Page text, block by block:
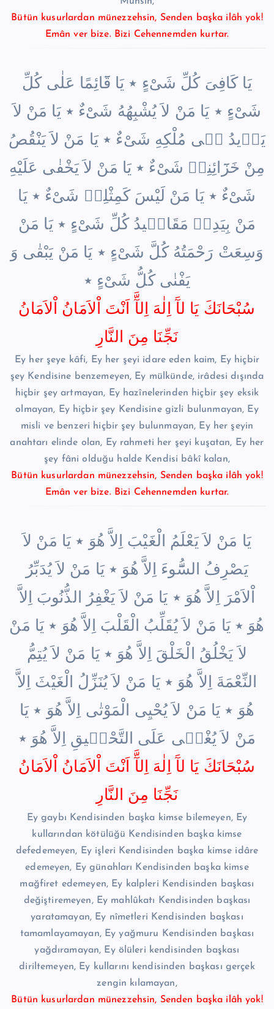
Bütün kusurlardan münezzehsin, Senden başka ilâh yok!
Emân ver bize. Bizi Cehennemden kurtar.
يَا كَافِىَ كُلِّ شَىْءٍ ٭ يَا قَٓائِمًا عَلٰى كُلِّ
شَىْءٍ ٭ يَا مَنْ لاَ يُشْبِهُهُ شَىْءٌ ٭ يَا مَنْ لاَ
يَز۪يدُ ف۪ى مُلْكِهِ شَىْءٌ ٭ يَا مَنْ لاَ يَنْقُصُ
مِنْ خَزَٓائِنِه۪ شَىْءٌ ٭ يَا مَنْ لاَ يَخْفٰى عَلَيْهِ
شَىْءٌ ٭ يَا مَنْ لَيْسَ كَمِثْلِه۪ شَىْءٌ ٭ يَا
مَنْ بِيَدِه۪ مَقَال۪يدُ كُلِّ شَىْءٍ ٭ يَا مَنْ
وَسِعَتْ رَحْمَتُهُ كُلَّ شَىْءٍ ٭ يَا مَنْ يَبْقٰى وَ
يَفْنٰى كُلُّ شَىْءٍ ٭
سُبْحَانَكَ يَا لآَ اِلٰهَ اِلآَّ اَنْتَ اْلاَمَانُ اْلاَمَانُ
نَجِّنَا مِنَ النَّارِ
Ey her şeye kâfi, Ey her şeyi idare eden kaim, Ey hiçbir
şey Kendisine benzemeyen, Ey mülkünde, irâdesi dışında
hiçbir şey artmayan, Ey hazînelerinden hiçbir şey eksik
olmayan, Ey hiçbir şey Kendisine gizli bulunmayan, Ey
misli ve benzeri hiçbir şey bulunmayan, Ey her şeyin
anahtarı elinde olan, Ey rahmeti her şeyi kuşatan, Ey her
şey fâni olduğu halde Kendisi bâkî kalan,
Bütün kusurlardan münezzehsin, Senden başka ilâh yok!
Emân ver bize. Bizi Cehennemden kurtar.
يَا مَنْ لاَ يَعْلَمُ الْغَيْبَ اِلاَّ هُوَ ٭ يَا مَنْ لاَ
يَصْرِفُ السُّٓوءَ اِلاَّ هُوَ ٭ يَا مَنْ لاَ يُدَبِّرُ
اْلاَمْرَ اِلاَّ هُوَ ٭ يَا مَنْ لاَ يَغْفِرُ الذُّنُوبَ اِلاَّ
هُوَ ٭ يَا مَنْ لاَ يُقَلِّبُ الْقَلْبَ اِلاَّ هُوَ ٭ يَا مَنْ
لاَ يَخْلُقُ الْخَلْقَ اِلاَّ هُوَ ٭ يَا مَنْ لاَ يُتِمُّ
النِّعْمَةَ اِلاَّ هُوَ ٭ يَا مَنْ لاَ يُنَزِّلُ الْغَيْثَ اِلاَّ
هُوَ ٭ يَا مَنْ لاَ يُحْيِى الْمَوْتٰى اِلاَّ هُوَ ٭ يَا
مَنْ لاَ يُغْن۪ى عَلَى التَّحْق۪يقِ اِلاَّ هُوَ ٭
سُبْحَانَكَ يَا لآَ اِلٰهَ اِلآَّ اَنْتَ اْلاَمَانُ اْلاَمَانُ
نَجِّنَا مِنَ النَّارِ
Ey gaybı Kendisinden başka kimse bilemeyen, Ey
kullarından kötülüğü Kendisinden başka kimse
defedemeyen, Ey işleri Kendisinden başka kimse idâre
edemeyen, Ey günahları Kendisinden başka kimse
mağfiret edemeyen, Ey kalpleri Kendisinden başkası
değiştiremeyen, Ey mahlûkatı Kendisinden başkası
yaratamayan, Ey nîmetleri Kendisinden başkası
tamamlayamayan, Ey yağmuru Kendisinden başkası
yağdıramayan, Ey ölüleri kendisinden başkası
diriltemeyen, Ey kullarını kendisinden başkası gerçek
zengin kılamayan,
Bütün kusurlardan münezzehsin, Senden başka ilâh yok!